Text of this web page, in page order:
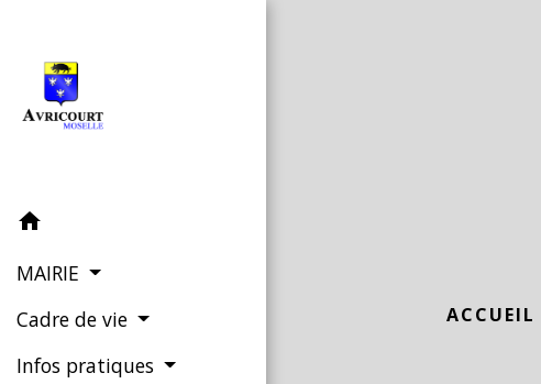
home
MAIRIE
Cadre de vie
Infos pratiques
ACCUEIL